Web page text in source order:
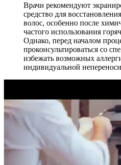
Врачи рекомендуют
средство для
волос, особенно после
частого использования
Однако, перед началом
проконсультироваться со
избежать возможных
индивидуальной